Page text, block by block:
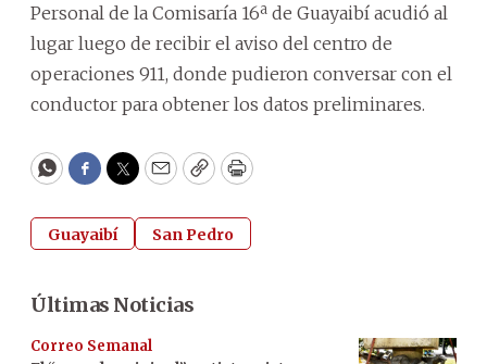
Personal de la Comisaría 16ª de Guayaibí acudió al
lugar luego de recibir el aviso del centro de
operaciones 911, donde pudieron conversar con el
conductor para obtener los datos preliminares.
WhatsApp
Facebook
Twitter
EmailCopyPrint
Guayaibí San Pedro
Últimas Noticias
Correo Semanal